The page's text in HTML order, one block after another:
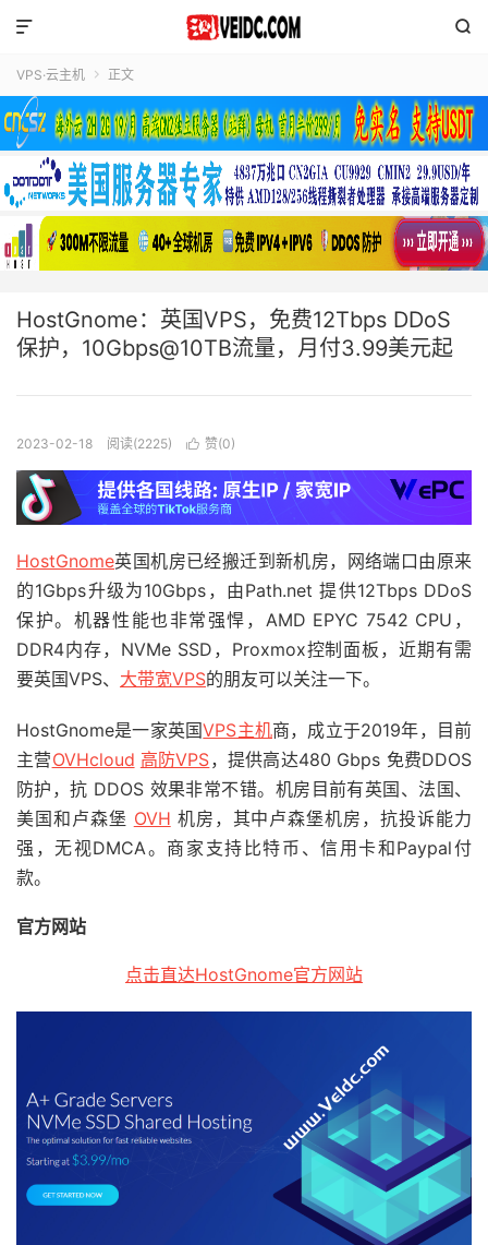


VPS·云主机  正文
HostGnome：英国VPS，免费12Tbps DDoS
保护，10Gbps@10TB流量，月付3.99美元起
2023-02-18 阅读(2225)  赞(0)
HostGnome英国机房已经搬迁到新机房，网络端口由原来
的1Gbps升级为10Gbps，由Path.net 提供12Tbps DDoS
保护。机器性能也非常强悍，AMD EPYC 7542 CPU，
DDR4内存，NVMe SSD，Proxmox控制面板，近期有需
要英国VPS、 大带宽VPS的朋友可以关注一下。
HostGnome是一家英国VPS主机商，成立于2019年，目前
主营OVHcloud 高防VPS，提供高达480 Gbps 免费DDOS
防护，抗 DDOS 效果非常不错。机房目前有英国、法国、
美国和卢森堡 OVH 机房，其中卢森堡机房，抗投诉能力
强，无视DMCA。商家支持比特币、信用卡和Paypal付
款。
官方网站
点击直达HostGnome官方网站